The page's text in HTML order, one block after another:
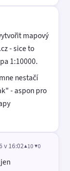
mapový
- sice to
1:10000.
nestačí
- aspon pro
v 16:02▲10 ▼0